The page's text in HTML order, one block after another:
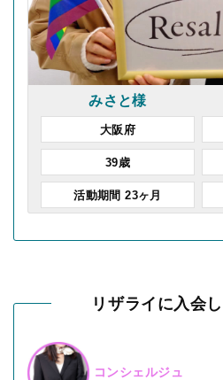
みさと様
大阪府
39歳
活動期間 23ヶ月
リザライに入会
コンシェルジュ